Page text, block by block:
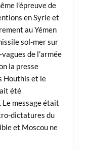
l’épreuve de
en Syrie et
au Yémen
sol-mer sur
de l’armée
la presse
Houthis et le
été
Le message était
dictatures du
et Moscou ne